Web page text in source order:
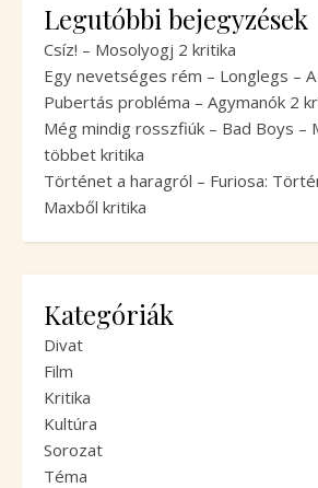
Legutóbbi bejegyzések
Csíz! – Mosolyogj 2 kritika
Egy nevetséges rém – Longlegs –
Pubertás probléma – Agymanók 2
Még mindig rosszfiúk – Bad Boys –
többet kritika
Történet a haragról – Furiosa:
Maxből kritika
Kategóriák
Divat
Film
Kritika
Kultúra
Sorozat
Téma